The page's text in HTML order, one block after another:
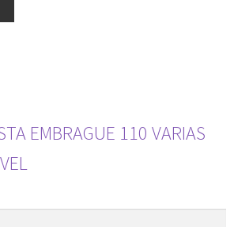
EMBRAGUE 110 VARIAS